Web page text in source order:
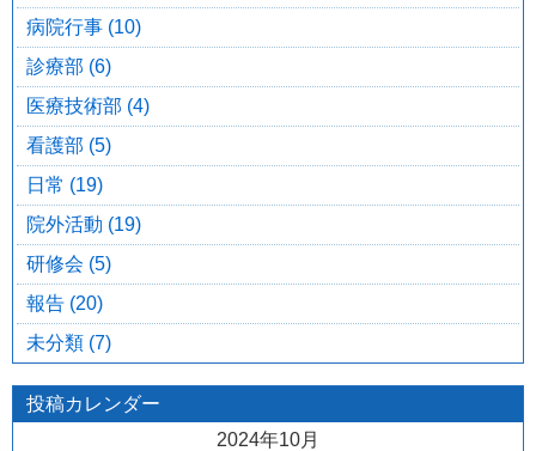
病院行事 (10)
診療部 (6)
医療技術部 (4)
看護部 (5)
日常 (19)
院外活動 (19)
研修会 (5)
報告 (20)
未分類 (7)
投稿カレンダー
2024年10月